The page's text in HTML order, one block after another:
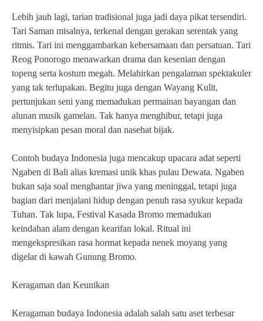
Lebih jauh lagi, tarian tradisional juga jadi daya pikat tersendiri.
Tari Saman misalnya, terkenal dengan gerakan serentak yang
ritmis. Tari ini menggambarkan kebersamaan dan persatuan. Tari
Reog Ponorogo menawarkan drama dan kesenian dengan
topeng serta kostum megah. Melahirkan pengalaman spektakuler
yang tak terlupakan. Begitu juga dengan Wayang Kulit,
pertunjukan seni yang memadukan permainan bayangan dan
alunan musik gamelan. Tak hanya menghibur, tetapi juga
menyisipkan pesan moral dan nasehat bijak.
Contoh budaya Indonesia juga mencakup upacara adat seperti
Ngaben di Bali alias kremasi unik khas pulau Dewata. Ngaben
bukan saja soal menghantar jiwa yang meninggal, tetapi juga
bagian dari menjalani hidup dengan penuh rasa syukur kepada
Tuhan. Tak lupa, Festival Kasada Bromo memadukan
keindahan alam dengan kearifan lokal. Ritual ini
mengekspresikan rasa hormat kepada nenek moyang yang
digelar di kawah Gunung Bromo.
Keragaman dan Keunikan
Keragaman budaya Indonesia adalah salah satu aset terbesar